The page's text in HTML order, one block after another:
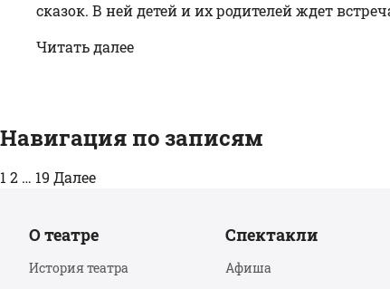
сказок. В ней детей и их родителей ждет
Читать далее
Навигация по записям
1 2 … 19 Далее
О театре
История театра
Спектакли
Афиша